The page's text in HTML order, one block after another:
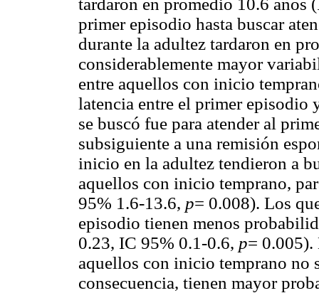
primer episodio hasta buscar
durante la adultez tardaron en
considerablemente mayor
entre aquellos con inicio
latencia entre el primer episodio
se buscó fue para atender al
subsiguiente a una remisión
inicio en la adultez tendieron a
aquellos con inicio temprano,
95% 1.6-13.6, p= 0.008). Los
episodio tienen menos
0.23, IC 95% 0.1-0.6, p= 0.005).
aquellos con inicio temprano no
consecuencia, tienen mayor